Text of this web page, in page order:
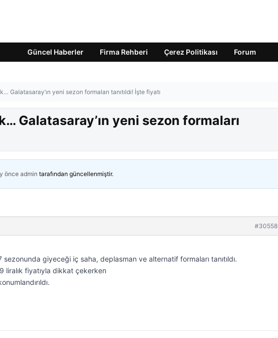
Güncel Haberler Firma Rehberi Çerez Politikası Forum
Galatasaray’ın yeni sezon formaları tanıtıldı! İşte fiyatı
Galatasaray’ın yeni sezon formaları
önce admin tarafından güncellenmiştir.
#30558
sezonunda giyeceği iç saha, deplasman ve alternatif formaları tanıtıldı.
liralık fiyatıyla dikkat çekerken